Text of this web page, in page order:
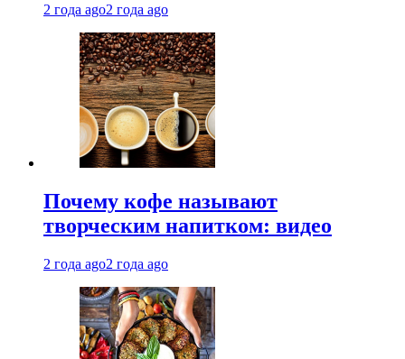
2 года ago2 года ago
Почему кофе называют
творческим напитком: видео
2 года ago2 года ago